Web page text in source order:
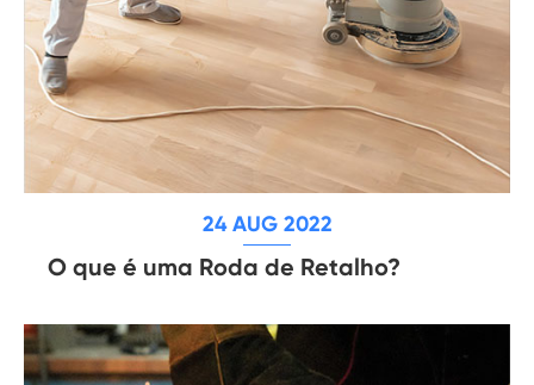
24 AUG 2022
O que é uma Roda de Retalho?